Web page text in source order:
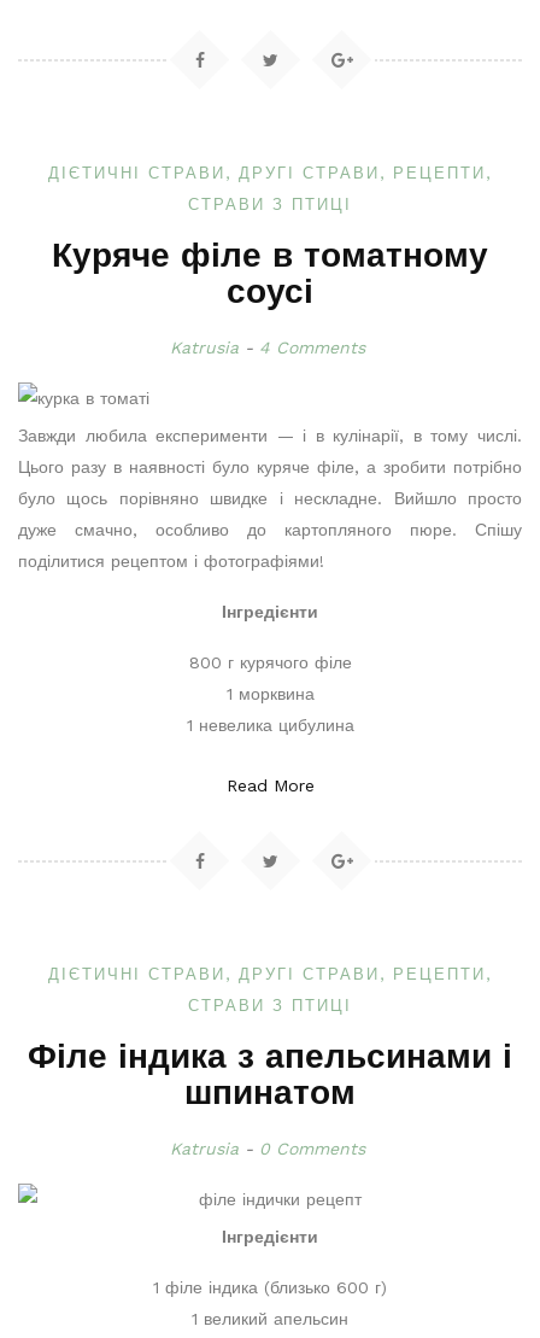
ДІЄТИЧНІ СТРАВИ ДРУГІ СТРАВИ
РЕЦЕПТИ
СТРАВИ З ПТИЦІ
Куряче філе в томатному
соусі
Katrusia 4 Comments
Завжди любила експерименти — і в кулінарії, в тому числі.
Цього разу в наявності було куряче філе, а зробити потрібно
було щось порівняно швидке і нескладне. Вийшло просто
дуже смачно, особливо до картопляного пюре. Спішу
поділитися рецептом і фотографіями!
Інгредієнти
800 г курячого філе
1 морквина
1 невелика цибулина
Read More
ДІЄТИЧНІ СТРАВИ ДРУГІ СТРАВИ
РЕЦЕПТИ
СТРАВИ З ПТИЦІ
Філе індика з апельсинами і
шпинатом
Katrusia 0 Comments
Інгредієнти
1 філе індика (близько 600 г)
1 великий апельсин